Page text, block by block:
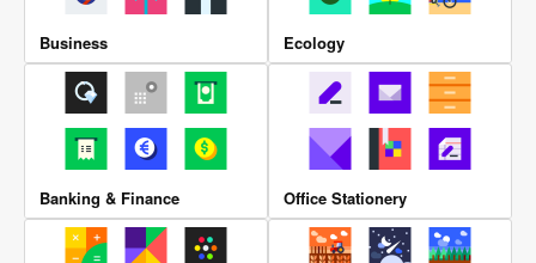
Business Ecology
Banking & Finance Office Stationery